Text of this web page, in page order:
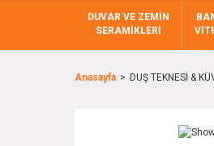
DUVAR VE ZEMİN
SERAMİKLERİ
Anasayfa DUŞ TEKNESİ &